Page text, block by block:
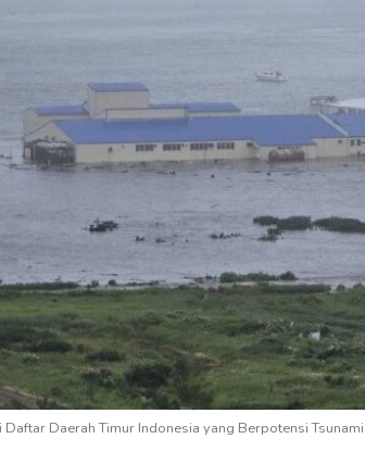
Daftar Daerah Timur Indonesia yang Berpotensi